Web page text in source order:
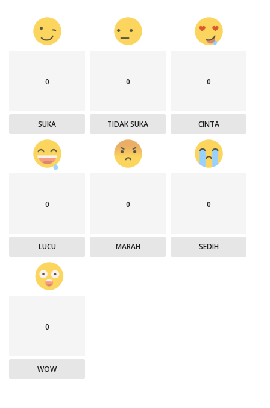
0
SUKA
0
TIDAK SUKA
0
CINTA
0
LUCU
0
MARAH
0
SEDIH
0
WOW